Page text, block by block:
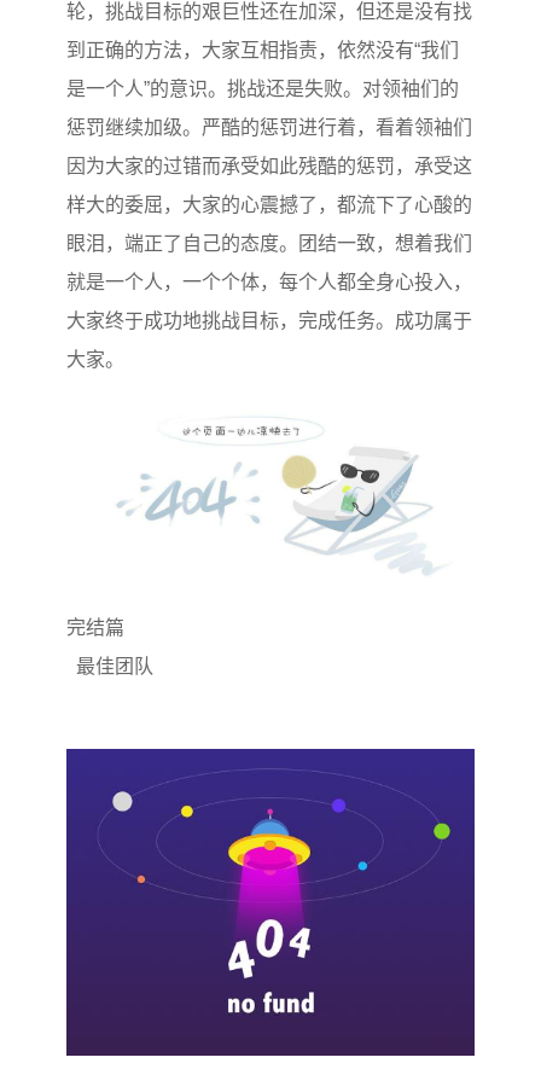
轮，挑战目标的艰巨性还在加深，但还是没有找
到正确的方法，大家互相指责，依然没有“我们
是一个人”的意识。挑战还是失败。对领袖们的
惩罚继续加级。严酷的惩罚进行着，看着领袖们
因为大家的过错而承受如此残酷的惩罚，承受这
样大的委屈，大家的心震撼了，都流下了心酸的
眼泪，端正了自己的态度。团结一致，想着我们
就是一个人，一个个体，每个人都全身心投入，
大家终于成功地挑战目标，完成任务。成功属于
大家。
完结篇
最佳团队